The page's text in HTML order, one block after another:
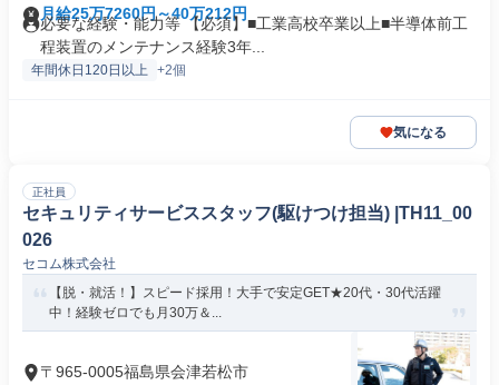
月給25万7260円～40万212円
必要な経験・能力等 【必須】■工業高校卒業以上■半導体前工
程装置のメンテナンス経験3年...
年間休日120日以上 +2個
気になる
正社員
セキュリティサービススタッフ(駆けつけ担当) |TH11_00
026
セコム株式会社
【脱・就活！】スピード採用！大手で安定GET★20代・30代活躍
中！経験ゼロでも月30万＆...
〒965-0005福島県会津若松市